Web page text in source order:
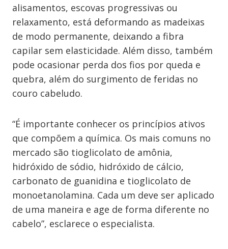
alisamentos, escovas progressivas ou
relaxamento, está deformando as madeixas
de modo permanente, deixando a fibra
capilar sem elasticidade. Além disso, também
pode ocasionar perda dos fios por queda e
quebra, além do surgimento de feridas no
couro cabeludo.
“É importante conhecer os princípios ativos
que compõem a química. Os mais comuns no
mercado são tioglicolato de amônia,
hidróxido de sódio, hidróxido de cálcio,
carbonato de guanidina e tioglicolato de
monoetanolamina. Cada um deve ser aplicado
de uma maneira e age de forma diferente no
cabelo”, esclarece o especialista.